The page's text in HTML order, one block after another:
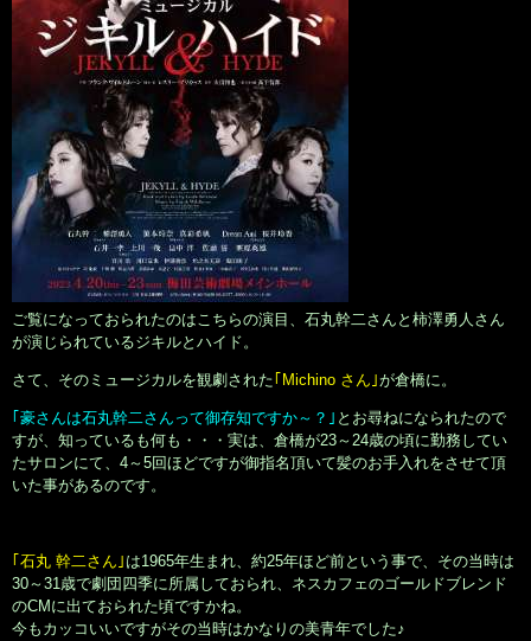
ご覧になっておられたのはこちらの演目、石丸幹二さんと柿澤勇人さん
が演じられているジキルとハイド。
さて、そのミュージカルを観劇された｢Michino さん｣が倉橋に。
｢豪さんは石丸幹二さんって御存知ですか～？｣ とお尋ねになられたので
すが、知っているも何も・・・実は、倉橋が23～24歳の頃に勤務してい
たサロンにて、4～5回ほどですが御指名頂いて髪のお手入れをさせて頂
いた事があるのです。
｢石丸 幹二さん｣ は1965年生まれ、約25年ほど前という事で、その当時は
30～31歳で劇団四季に所属しておられ、ネスカフェのゴールドブレンド
のCMに出ておられた頃ですかね。
今もカッコいいですがその当時はかなりの美青年でした♪